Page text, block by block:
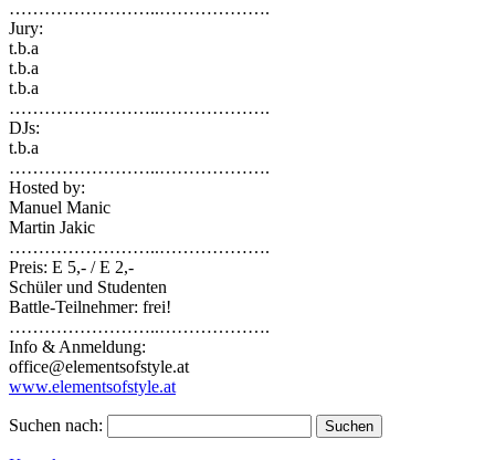
……………………..……………….
Jury:
t.b.a
t.b.a
t.b.a
……………………..……………….
DJs:
t.b.a
……………………..……………….
Hosted by:
Manuel Manic
Martin Jakic
……………………..……………….
Preis: E 5,- / E 2,-
Schüler und Studenten
Battle-Teilnehmer: frei!
……………………..……………….
Info & Anmeldung:
office@elementsofstyle.at
www.elementsofstyle.at
Suchen nach: